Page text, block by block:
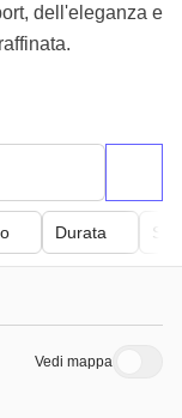
dell'eleganza e
Durata
Vedi mappa